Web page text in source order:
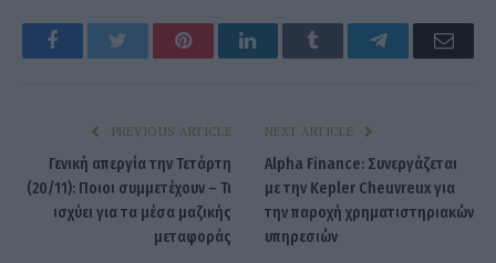
Facebook Twitter PinterestLinkedIn Tumblr Telegram
PREVIOUS ARTICLE
Γενική απεργία την Τετάρτη
(20/11): Ποιοι συμμετέχουν – Τι
ισχύει για τα μέσα μαζικής
μεταφοράς
NEXT ARTICLE
Alpha Finance: Συνεργάζεται
με την Kepler Cheuvreux για
την παροχή χρηματιστηριακών
υπηρεσιών